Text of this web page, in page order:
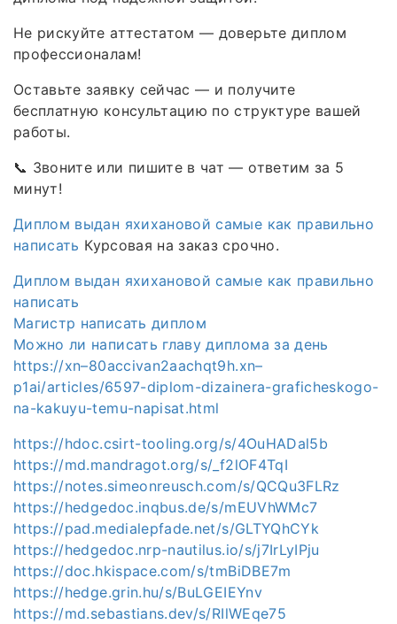
Не рискуйте аттестатом — доверьте диплом
профессионалам!
Оставьте заявку сейчас — и получите
бесплатную консультацию по структуре вашей
работы.
📞 Звоните или пишите в чат — ответим за 5
минут!
Диплом выдан яхихановой самые как правильно
написать Курсовая на заказ срочно.
Диплом выдан яхихановой самые как правильно
написать
Магистр написать диплом
Можно ли написать главу диплома за день
https://xn–80accivan2aachqt9h.xn–
p1ai/articles/6597-diplom-dizainera-graficheskogo-
na-kakuyu-temu-napisat.html
https://hdoc.csirt-tooling.org/s/4OuHADal5b
https://md.mandragot.org/s/_f2lOF4TqI
https://notes.simeonreusch.com/s/QCQu3FLRz
https://hedgedoc.inqbus.de/s/mEUVhWMc7
https://pad.medialepfade.net/s/GLTYQhCYk
https://hedgedoc.nrp-nautilus.io/s/j7IrLyIPju
https://doc.hkispace.com/s/tmBiDBE7m
https://hedge.grin.hu/s/BuLGEIEYnv
https://md.sebastians.dev/s/RIlWEqe75